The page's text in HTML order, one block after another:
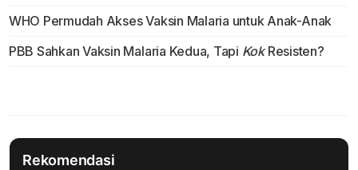
WHO Permudah Akses Vaksin Malaria untuk Anak-Anak
PBB Sahkan Vaksin Malaria Kedua, Tapi KokResisten?
Rekomendasi